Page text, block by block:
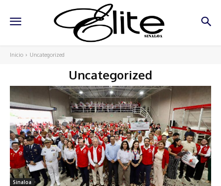
Inicio Uncategorized
Uncategorized
Sinaloa